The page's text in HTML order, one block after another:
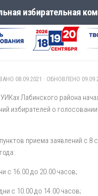
19 СЕНТЯБРЯ
08.09.2021 · ОБНОВЛЕНО
Лабинского района
избирателей о
приема заявлений с 8
с 16.00 до 20.00 часов;
с 10.00 до 14.00 часов;